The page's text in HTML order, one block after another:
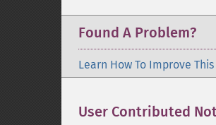
Found A Problem?
Learn How To Improve This
User Contributed